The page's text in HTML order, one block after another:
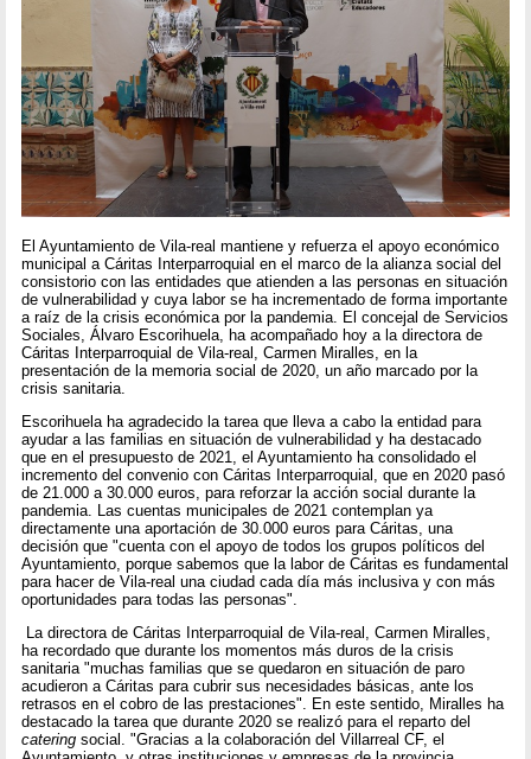
El Ayuntamiento de Vila-real mantiene y refuerza el apoyo económico
municipal a Cáritas Interparroquial en el marco de la alianza social del
consistorio con las entidades que atienden a las personas en situación
de vulnerabilidad y cuya labor se ha incrementado de forma importante
a raíz de la crisis económica por la pandemia. El concejal de Servicios
Sociales, Álvaro Escorihuela, ha acompañado hoy a la directora de
Cáritas Interparroquial de Vila-real, Carmen Miralles, en la
presentación de la memoria social de 2020, un año marcado por la
crisis sanitaria.
Escorihuela ha agradecido la tarea que lleva a cabo la entidad para
ayudar a las familias en situación de vulnerabilidad y ha destacado
que en el presupuesto de 2021, el Ayuntamiento ha consolidado el
incremento del convenio con Cáritas Interparroquial, que en 2020 pasó
de 21.000 a 30.000 euros, para reforzar la acción social durante la
pandemia. Las cuentas municipales de 2021 contemplan ya
directamente una aportación de 30.000 euros para Cáritas, una
decisión que "cuenta con el apoyo de todos los grupos políticos del
Ayuntamiento, porque sabemos que la labor de Cáritas es fundamental
para hacer de Vila-real una ciudad cada día más inclusiva y con más
oportunidades para todas las personas".
La directora de Cáritas Interparroquial de Vila-real, Carmen Miralles,
ha recordado que durante los momentos más duros de la crisis
sanitaria "muchas familias que se quedaron en situación de paro
acudieron a Cáritas para cubrir sus necesidades básicas, ante los
retrasos en el cobro de las prestaciones". En este sentido, Miralles ha
destacado la tarea que durante 2020 se realizó para el reparto del
catering social. "Gracias a la colaboración del Villarreal CF, el